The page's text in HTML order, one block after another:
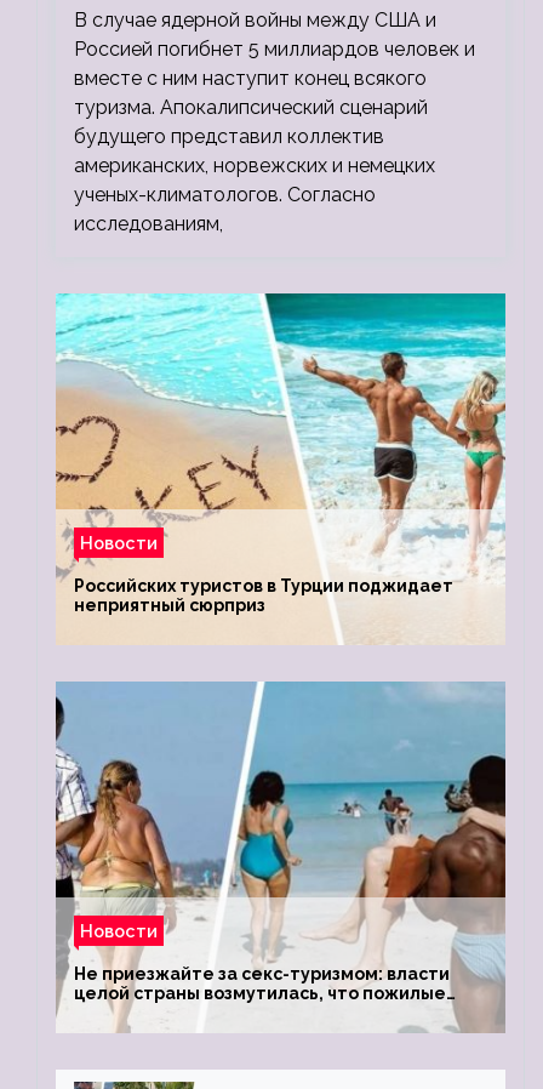
людей
В случае ядерной войны между США и
Россией погибнет 5 миллиардов человек и
вместе с ним наступит конец всякого
туризма. Апокалипсический сценарий
будущего представил коллектив
американских, норвежских и немецких
ученых-климатологов. Согласно
исследованиям,
Новости
Российских туристов в Турции поджидает
неприятный сюрприз
Новости
Не приезжайте за секс-туризмом: власти
целой страны возмутилась, что пожилые
туристки массово едут к ним, чтобы
обзавестись молодыми любовниками